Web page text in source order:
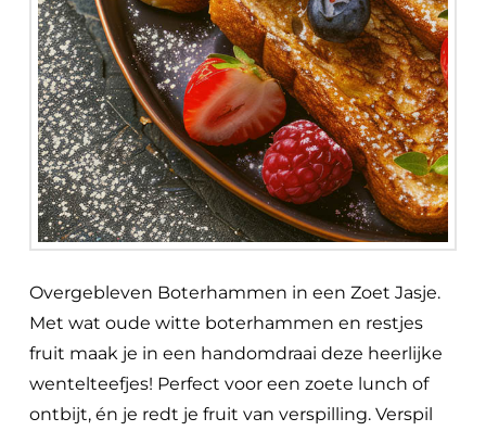
Overgebleven Boterhammen in een Zoet Jasje.
Met wat oude witte boterhammen en restjes
fruit maak je in een handomdraai deze heerlijke
wentelteefjes! Perfect voor een zoete lunch of
ontbijt, én je redt je fruit van verspilling. Verspil